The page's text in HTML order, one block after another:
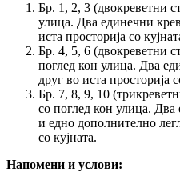
Бр. 1, 2, 3 (двокреветни
улица. Два единечни
иста просторија со
Бр. 4, 5, 6 (двокреветни
поглед кон улица. Два
друг во иста просторија
Бр. 7, 8, 9, 10
со поглед кон улица. Два
и едно дополнително
со кујната.
Напомени и услови: